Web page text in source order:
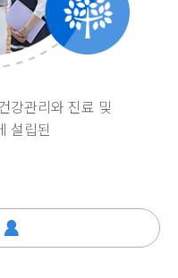
강관리와 진료 및
설립된